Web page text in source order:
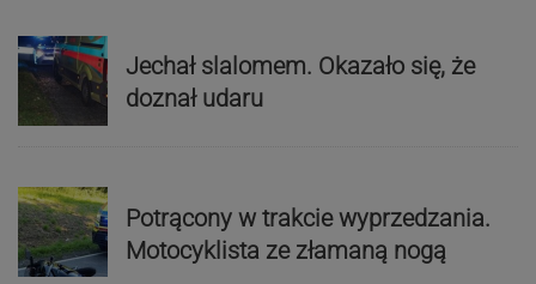
Jechał slalomem. Okazało się, że
doznał udaru
Potrącony w trakcie wyprzedzania.
Motocyklista ze złamaną nogą